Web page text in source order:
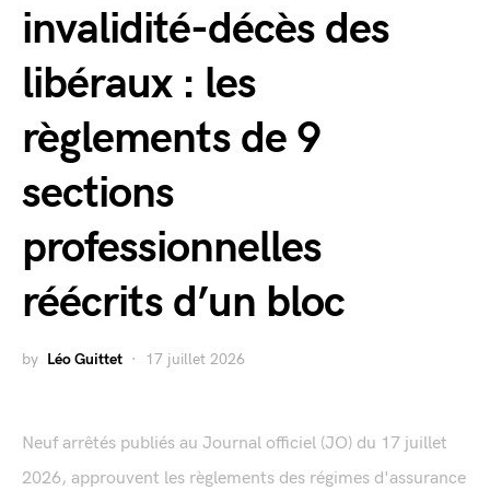
invalidité-décès des
libéraux : les
règlements de 9
sections
professionnelles
réécrits d’un bloc
by Léo Guittet 17 juillet 2026
Neuf arrêtés publiés au Journal officiel (JO) du 17 juillet
2026, approuvent les règlements des régimes d'assurance